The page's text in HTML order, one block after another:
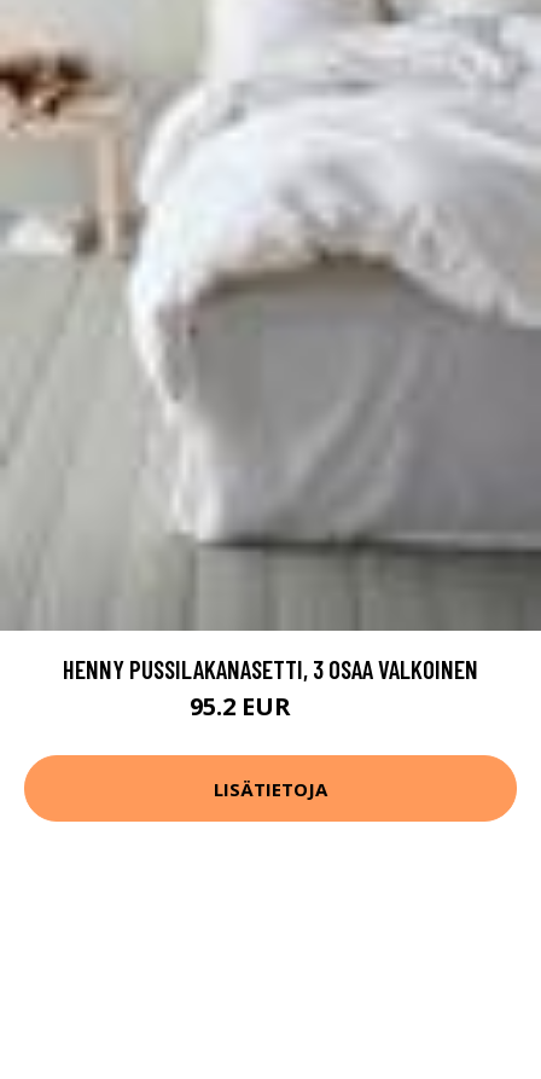
HENNY PUSSILAKANASETTI, 3 OSAA VALKOINEN
95.2 EUR
LISÄTIETOJA